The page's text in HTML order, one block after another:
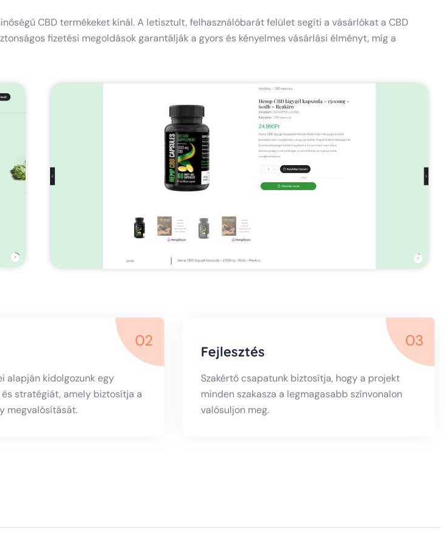
CBD termékeket kínál. A letisztult, felhasználóbarát felület segíti a vásárlókat a CBD
fizetési megoldások garantálják a gyors és kényelmes vásárlási élményt, míg a
02
alapján kidolgozunk egy
stratégiát, amely biztosítja a
megvalósítását.
03
Fejlesztés
Szakértő csapatunk biztosítja, hogy a projekt
minden szakasza a legmagasabb színvonalon
valósuljon meg.